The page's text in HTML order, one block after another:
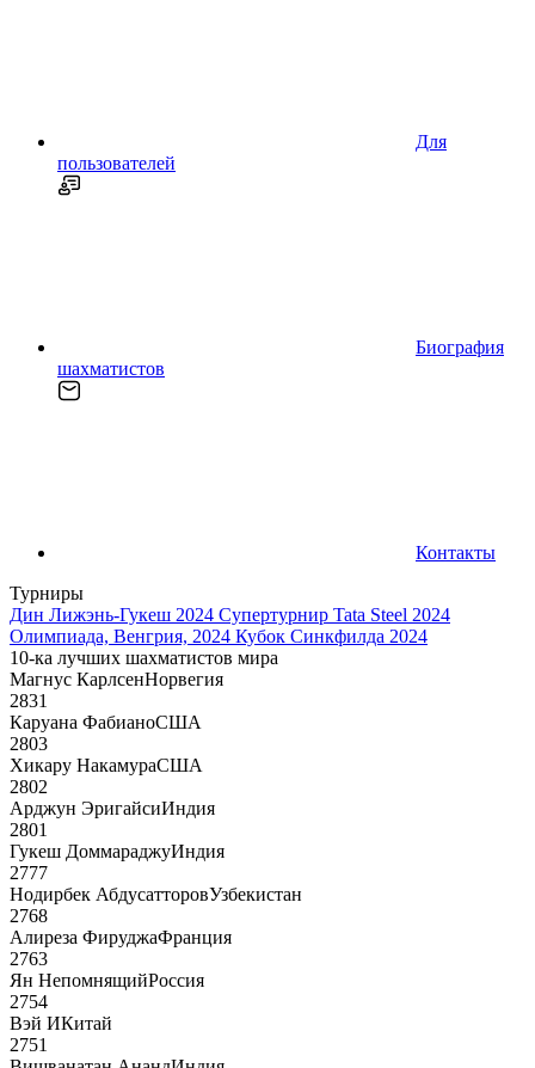
Для
пользователей
Биография
шахматистов
Контакты
Турниры
Дин Лижэнь-Гукеш 2024 Супертурнир Tata Steel 2024
Олимпиада, Венгрия, 2024 Кубок Синкфилда 2024
10-ка лучших шахматистов мира
Магнус КарлсенНорвегия
2831
Каруана ФабианоСША
2803
Хикару НакамураСША
2802
Арджун ЭригайсиИндия
2801
Гукеш ДоммараджуИндия
2777
Нодирбек АбдусатторовУзбекистан
2768
Алиреза ФируджаФранция
2763
Ян НепомнящийРоссия
2754
Вэй ИКитай
2751